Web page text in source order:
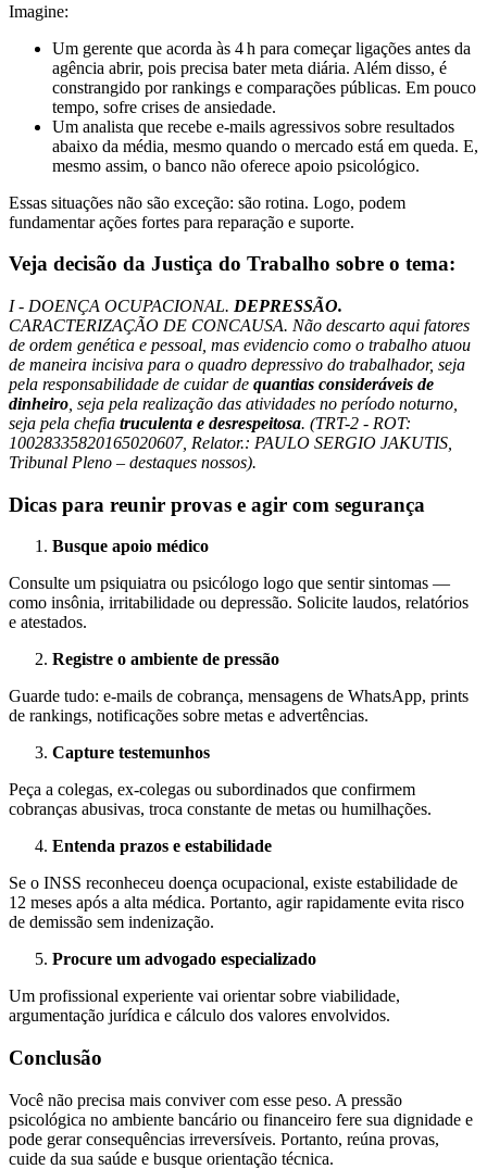
Imagine:
Um gerente que acorda às 4 h para começar ligações antes da
agência abrir, pois precisa bater meta diária. Além disso, é
constrangido por rankings e comparações públicas. Em pouco
tempo, sofre crises de ansiedade.
Um analista que recebe e-mails agressivos sobre resultados
abaixo da média, mesmo quando o mercado está em queda. E,
mesmo assim, o banco não oferece apoio psicológico.
Essas situações não são exceção: são rotina. Logo, podem
fundamentar ações fortes para reparação e suporte.
Veja decisão da Justiça do Trabalho sobre o tema:
I - DOENÇA OCUPACIONAL. DEPRESSÃO.
CARACTERIZAÇÃO DE CONCAUSA. Não descarto aqui fatores
de ordem genética e pessoal, mas evidencio como o trabalho atuou
de maneira incisiva para o quadro depressivo do trabalhador, seja
pela responsabilidade de cuidar de quantias consideráveis de
dinheiro , seja pela realização das atividades no período noturno,
seja pela chefia truculenta e desrespeitosa. (TRT-2 - ROT:
10028335820165020607, Relator.: PAULO SERGIO JAKUTIS,
Tribunal Pleno – destaques nossos).
Dicas para reunir provas e agir com segurança
Busque apoio médico
Consulte um psiquiatra ou psicólogo logo que sentir sintomas —
como insônia, irritabilidade ou depressão. Solicite laudos, relatórios
e atestados.
Registre o ambiente de pressão
Guarde tudo: e‑mails de cobrança, mensagens de WhatsApp, prints
de rankings, notificações sobre metas e advertências.
Capture testemunhos
Peça a colegas, ex-colegas ou subordinados que confirmem
cobranças abusivas, troca constante de metas ou humilhações.
Entenda prazos e estabilidade
Se o INSS reconheceu doença ocupacional, existe estabilidade de
12 meses após a alta médica. Portanto, agir rapidamente evita risco
de demissão sem indenização.
Procure um advogado especializado
Um profissional experiente vai orientar sobre viabilidade,
argumentação jurídica e cálculo dos valores envolvidos.
Conclusão
Você não precisa mais conviver com esse peso. A pressão
psicológica no ambiente bancário ou financeiro fere sua dignidade e
pode gerar consequências irreversíveis. Portanto, reúna provas,
cuide da sua saúde e busque orientação técnica.